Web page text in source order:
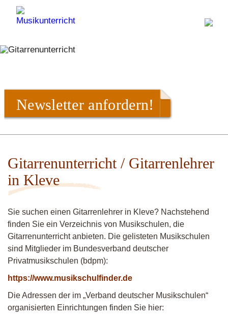
Newsletter anfordern!
Gitarrenunterricht / Gitarrenlehrer
in Kleve
Sie suchen einen Gitarrenlehrer in Kleve? Nachstehend
finden Sie ein Verzeichnis von Musikschulen, die
Gitarrenunterricht anbieten. Die gelisteten Musikschulen
sind Mitglieder im Bundesverband deutscher
Privatmusikschulen (bdpm):
https://www.musikschulfinder.de
Die Adressen der im „Verband deutscher Musikschulen“
organisierten Einrichtungen finden Sie hier: